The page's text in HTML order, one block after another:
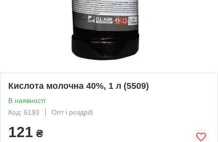
Кислота молочна 40%, 1 л (5509)
В наявності
Код: 6193
Опт і роздріб
121 ₴